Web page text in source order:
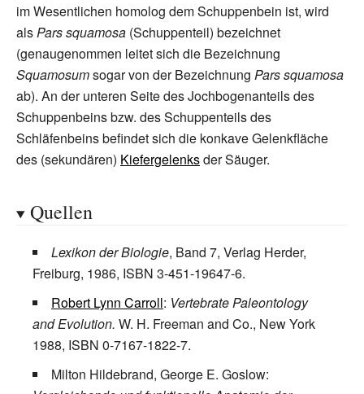
im Wesentlichen homolog dem Schuppenbein ist, wird
alsPars squamosa (Schuppenteil) bezeichnet
(genaugenommen leitet sich die Bezeichnung
Squamosumsogar von der Bezeichnung Pars squamosa
ab). An der unteren Seite des Jochbogenanteils des
Schuppenbeins bzw. des Schuppenteils des
Schläfenbeins befindet sich die konkave Gelenkfläche
des (sekundären) Kiefergelenksder Säuger.
Quellen
Lexikon der Biologie, Band 7, Verlag Herder,
Freiburg, 1986, ISBN 3-451-19647-6.
Robert Lynn Carroll: Vertebrate Paleontology
and Evolution. W. H. Freeman and Co., New York
1988, ISBN 0-7167-1822-7.
Milton Hildebrand, George E. Goslow: